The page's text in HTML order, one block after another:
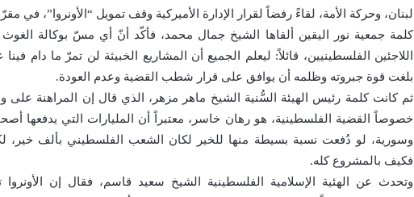
لبنان، وحركة الأمة، لقاءً رفضاً لقرار الإدارة الأميركية وقف تمويل “الأونروا”، في
كلمة جمعية نور اليقين ألقاها الشيخ جمال محمد، فأكّد أنّ أي مسّ بوكالة
اللاجئين الفلسطينيين، قائلاً: ليعلم الجميع أن المشاريع الخبيثة لن تمرّ ما دام
بلغت قوة جبروته وظلمه أن يوافق على قرار شطب القضية وعدم العودة.
ثم كانت كلمة رئيس الهيئة السُّنية الشيخ ماهر مزهر، الذي قال إن المراهنة على
خصوصاً القضية الفلسطينية، هو رهان خاسر، معتبراً أن المليارات التي يدفعها
وسورية، لو دُفعت نسبة بسيطة منها للخير لكان الشعب الفلسطيني بألف خير،
فكيف بالمشروع كله.
وتحدث عن الهئية الإسلامية الفلسطينية الشيخ سعيد قاسم، فقال إن